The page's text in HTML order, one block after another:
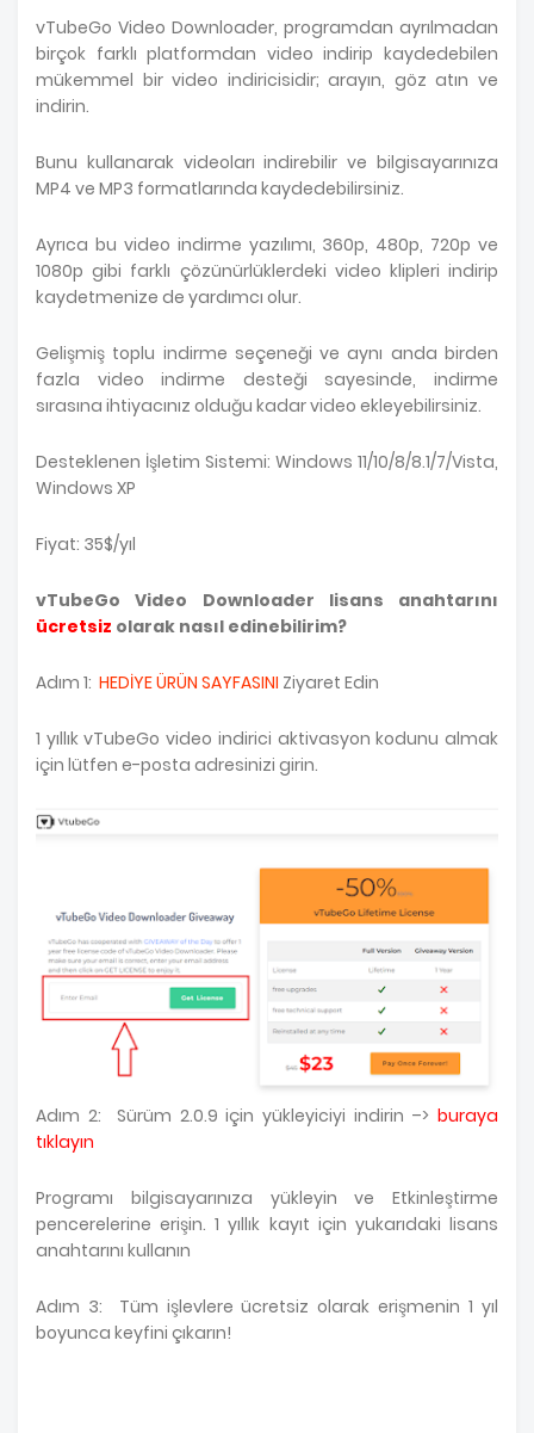
vTubeGo Video Downloader, programdan ayrılmadan
birçok farklı platformdan video indirip kaydedebilen
mükemmel bir video indiricisidir; arayın, göz atın ve
indirin.
Bunu kullanarak videoları indirebilir ve bilgisayarınıza
MP4 ve MP3 formatlarında kaydedebilirsiniz.
Ayrıca bu video indirme yazılımı, 360p, 480p, 720p ve
1080p gibi farklı çözünürlüklerdeki video klipleri indirip
kaydetmenize de yardımcı olur.
Gelişmiş toplu indirme seçeneği ve aynı anda birden
fazla video indirme desteği sayesinde, indirme
sırasına ihtiyacınız olduğu kadar video ekleyebilirsiniz.
Desteklenen İşletim Sistemi: Windows 11/10/8/8.1/7/Vista,
Windows XP
Fiyat: 35$/yıl
vTubeGo Video Downloader lisans anahtarını
ücretsiz olarak nasıl edinebilirim?
Adım 1: HEDİYE ÜRÜN SAYFASINI Ziyaret Edin
1 yıllık vTubeGo video indirici aktivasyon kodunu almak
için lütfen e-posta adresinizi girin.
Adım 2: Sürüm 2.0.9 için yükleyiciyi indirin –> buraya
tıklayın
Programı bilgisayarınıza yükleyin ve Etkinleştirme
pencerelerine erişin. 1 yıllık kayıt için yukarıdaki lisans
anahtarını kullanın
Adım 3: Tüm işlevlere ücretsiz olarak erişmenin 1 yıl
boyunca keyfini çıkarın!